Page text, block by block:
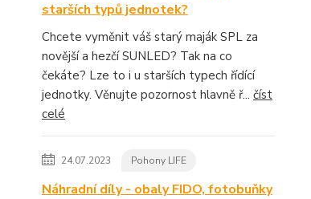
starších typů jednotek?
Chcete vyměnit váš starý maják SPL za
novější a hezčí SUNLED? Tak na co
čekáte? Lze to i u starších typech řídící
jednotky. Věnujte pozornost hlavně ř... číst
celé
24.07.2023 Pohony LIFE
Náhradní díly - obaly FIDO, fotobuňky